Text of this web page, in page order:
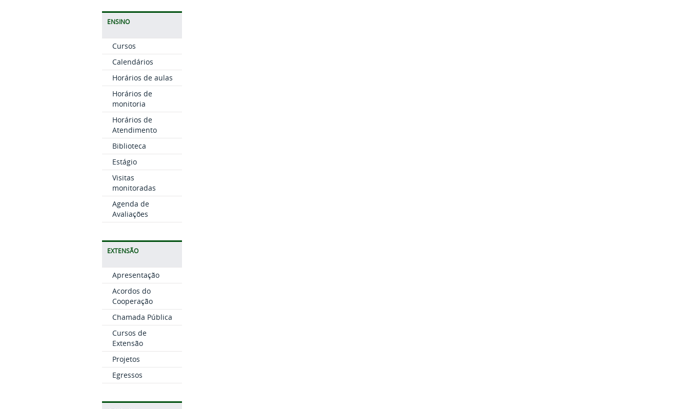
ENSINO
Cursos
Calendários
Horários de aulas
Horários de
monitoria
Horários de
Atendimento
Biblioteca
Estágio
Visitas
monitoradas
Agenda de
Avaliações
EXTENSÃO
Apresentação
Acordos do
Cooperação
Chamada Pública
Cursos de
Extensão
Projetos
Egressos